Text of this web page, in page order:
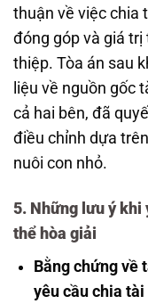
thuận về việc chia
đóng góp và giá trị
thiệp. Tòa án sau
liệu về nguồn gốc
cả hai bên, đã
điều chỉnh dựa
nuôi con nhỏ.
5. Những lưu ý khi
thể hòa giải
Bằng chứng về
yêu cầu chia